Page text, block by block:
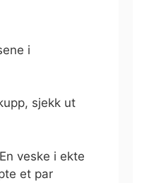
i
sjekk ut
veske i ekte
et par